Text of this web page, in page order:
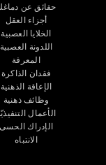
حقائق عن
أجزاء العقل
الخلايا العصبية
اللدونة العصبية
المعرفة
فقدان الذاكرة
الإعاقة الذهنية
وظائف ذهنية
الأعمال
الإدراك الحسى
الانتباه